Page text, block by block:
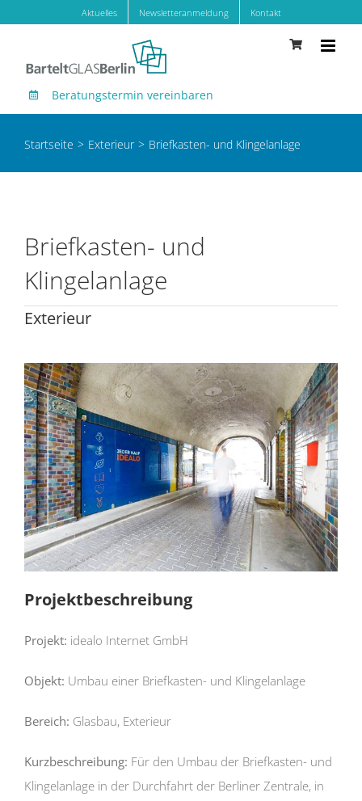
springen
Aktuelles Newsletteranmeldung Kontakt
Beratungstermin vereinbaren
Startseite Exterieur Briefkasten- und Klingelanlage
Briefkasten- und
Klingelanlage
Exterieur
Projektbeschreibung
Projekt: idealo Internet GmbH
Objekt: Umbau einer Briefkasten- und Klingelanlage
Bereich: Glasbau, Exterieur
Kurzbeschreibung: Für den Umbau der Briefkasten- und
Klingelanlage in der Durchfahrt der Berliner Zentrale, in